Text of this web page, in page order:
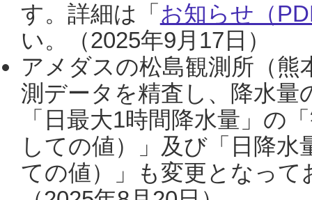
す。詳細は「 お知らせ（
い。（2025年9月17日）
アメダスの松島観測所（熊
測データを精査し、降水
「日最大1時間降水量」の
しての値）」及び「日降
ての値）」も変更となっ